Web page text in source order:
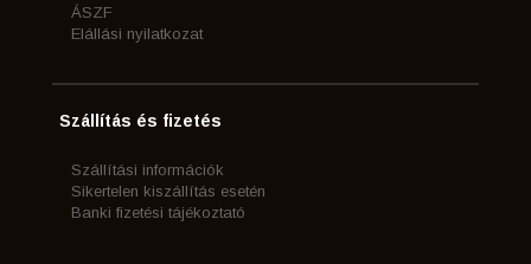
ÁSZF
Elállási nyilatkozat
Szállítás és fizetés
Szállítási információk
Sikertelen kiszállítás esetén
Banki fizetési tájékoztató